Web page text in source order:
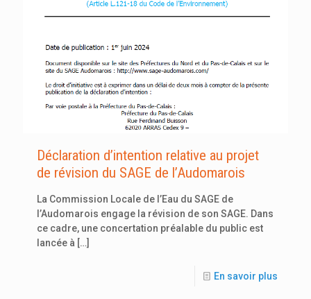
Déclaration d’intention relative au projet
de révision du SAGE de l’Audomarois
La Commission Locale de l’Eau du SAGE de
l’Audomarois engage la révision de son SAGE. Dans
ce cadre, une concertation préalable du public est
lancée à […]
En savoir plus